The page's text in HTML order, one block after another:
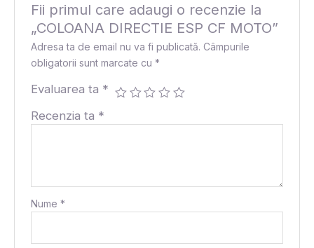
Fii primul care adaugi o recenzie la
„COLOANA DIRECTIE ESP CF MOTO”
Adresa ta de email nu va fi publicată. Câmpurile
obligatorii sunt marcate cu*
Evaluarea ta *
Recenzia ta *
Nume*